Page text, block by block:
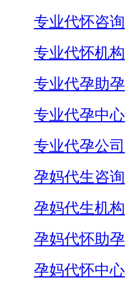
专业代怀咨询
专业代怀机构
专业代孕助孕
专业代孕中心
专业代孕公司
孕妈代生咨询
孕妈代生机构
孕妈代怀助孕
孕妈代怀中心